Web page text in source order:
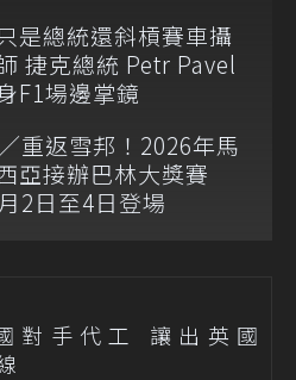
是總統還斜槓賽車攝
捷克總統 Petr Pavel
F1場邊掌鏡
重返雪邦！2026年馬
亞接辦巴林大獎賽
2日至4日登場
對手代工 讓出英國